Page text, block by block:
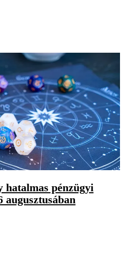
hatalmas pénzügyi
augusztusában